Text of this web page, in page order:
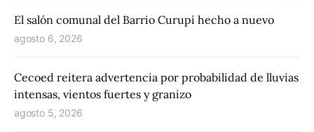
El salón comunal del Barrio Curupí hecho a nuevo
agosto 6, 2026
Cecoed reitera advertencia por probabilidad de lluvias
intensas, vientos fuertes y granizo
agosto 5, 2026